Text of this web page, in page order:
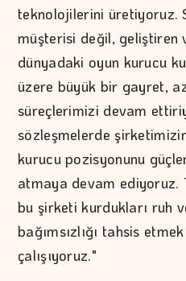
teknolojilerini üretiyoruz.
müşterisi değil, geliştiren
dünyadaki oyun kurucu
üzere büyük bir gayret,
süreçlerimizi devam
sözleşmelerde
kurucu pozisyonunu
atmaya devam ediyoruz.
bu şirketi kurdukları ruh
bağımsızlığı tahsis
çalışıyoruz."